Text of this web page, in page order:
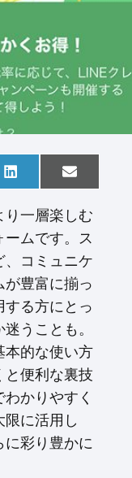
S
h
r
o
n
L
i
k
d
n
S
h
r
e
o
n
E
m
i
り一層楽しむ
ムです。ス
、コミュニケ
豊富に揃っ
る方にとっ
うことも。
本的な使い方
便利な裏技
かりやすく
に活用し
に彩り豊かに